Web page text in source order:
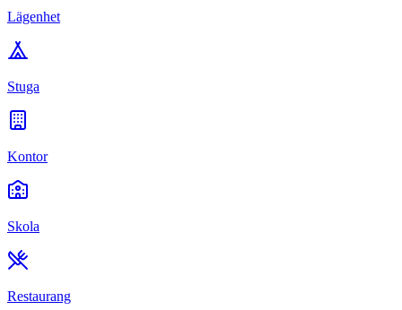
Lägenhet
Stuga
Kontor
Skola
Restaurang